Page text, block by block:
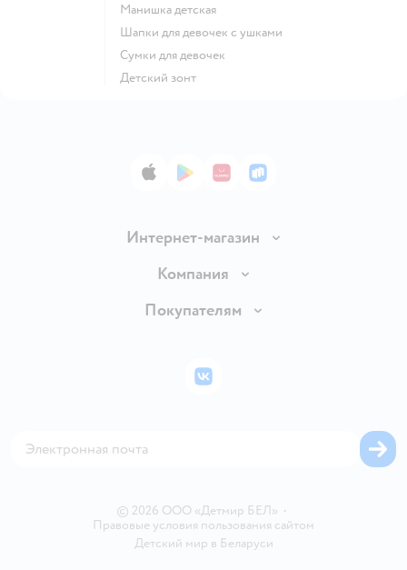
Манишка детская
Шапки для девочек с ушками
Сумки для девочек
Детский зонт
App StoreGoogle Play
AppGallery
RuStore
Интернет-магазин
Доставка и оплата
Правила продажи
Политика использования файлов cookie
Компания
Вакансии
Покупателям
Бонусные карты
© 2026 ООО «Детмир БЕЛ» •
Правовые условия пользования сайтом
Детский мир в Беларуси
ВКонтакте